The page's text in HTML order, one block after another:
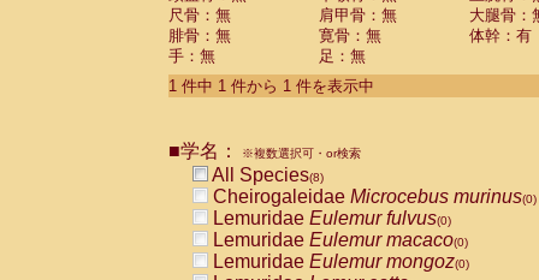
Cebidae Saguinus weddelli
Cebidae Saguinusspp.
Cebidae Aotus trivirgatus
Cebidae Cebus albifrons
CebidaeCebus nigrivittatus
CebidaeCebus
CebidaeSaimiri boliviensis(0)
CebidaeSaimiri sciureus(0)
AtelidaeAlouatta caraya(0)
AtelidaeAlouatta fusca(0)
尺骨：無
肩甲骨：無
大腿骨：
腓骨：無
寛骨：無
体幹：有
手：無
足：無
1 件中 1 件から 1 件を表示中
■学名： ※複数選択可・or検索
All Species(8)
Cheirogaleidae Microcebus murinus(0)
Lemuridae Eulemur fulvus(0)
Lemuridae Eulemur macaco(0)
Lemuridae Eulemur mongoz(0)